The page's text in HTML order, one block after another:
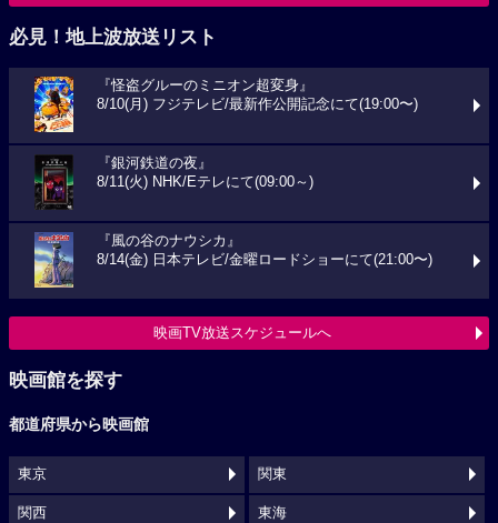
必見！地上波放送リスト
『怪盗グルーのミニオン超変身』
8/10(月) フジテレビ/最新作公開記念にて(19:00〜)
『銀河鉄道の夜』
8/11(火) NHK/Eテレにて(09:00～)
『風の谷のナウシカ』
8/14(金) 日本テレビ/金曜ロードショーにて(21:00〜)
映画TV放送スケジュールへ
映画館を探す
都道府県から映画館
東京 関東
関西 東海